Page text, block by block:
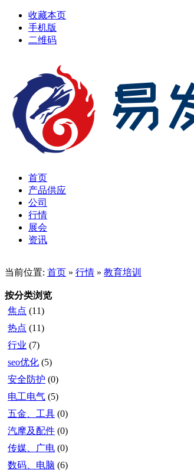
收藏本页
手机版
二维码
首页
产品供应
公司
行情
展会
资讯
当前位置: 首页 » 行情 » 教育培训
按分类浏览
焦点 (11)
热点 (11)
行业 (7)
seo优化 (5)
安全防护 (0)
电工电气 (5)
五金、工具 (0)
汽摩及配件 (0)
传媒、广电 (0)
数码、电脑 (6)